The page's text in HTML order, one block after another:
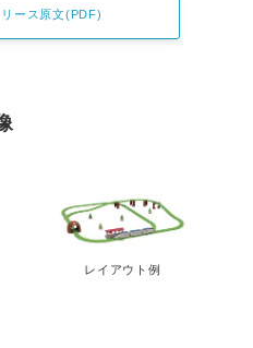
リース原文(PDF)
レイアウト例